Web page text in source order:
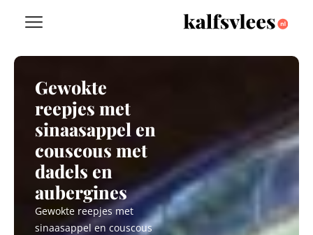
Gewokte
reepjes met
sinaasappel en
couscous met
dadels en
aubergines
Gewokte reepjes met
sinaasappel en couscous